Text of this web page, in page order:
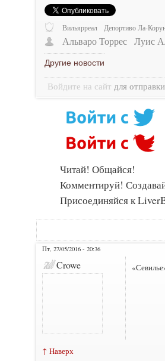
Вильярреал Депортиво Ла-
Альваро Торрес Луис
Другие новости
Войдите на сайт для
Читай! Общайся!
Комментируй!
Присоединяйся к
Пт, 27/05/2016 - 20:36
Crowe
↑ Наверх